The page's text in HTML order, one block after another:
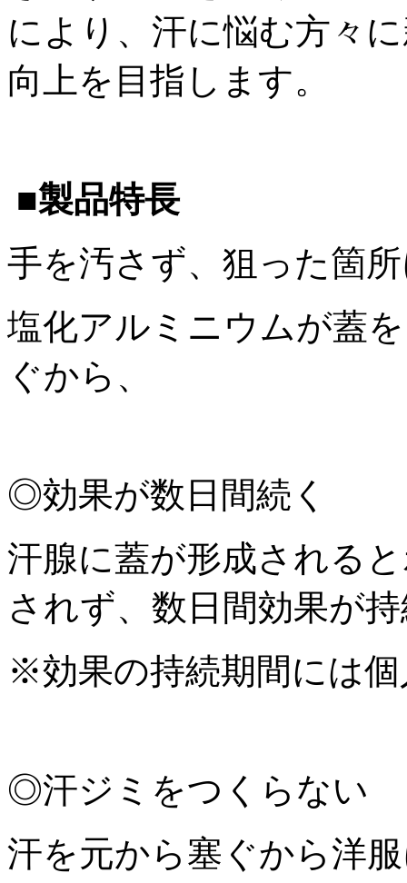
により、汗に悩む方々
向上を目指します。
■製品特長
手を汚さず、狙った箇
塩化アルミニウムが蓋
ぐから、
◎効果が数日間続く
汗腺に蓋が形成される
されず、数日間効果が
※効果の持続期間には
◎汗ジミをつくらない
汗を元から塞ぐから洋